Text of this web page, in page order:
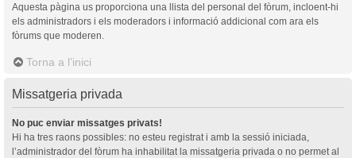
Aquesta pàgina us proporciona una llista del personal del fòrum, incloent-hi
els administradors i els moderadors i informació addicional com ara els
fòrums que moderen.
Torna a l’inici
Missatgeria privada
No puc enviar missatges privats!
Hi ha tres raons possibles: no esteu registrat i amb la sessió iniciada,
l’administrador del fòrum ha inhabilitat la missatgeria privada o no permet al